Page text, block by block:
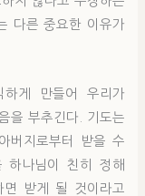
다른 중요한 이유가
게 만들어 우리가
을 부추긴다. 기도는
버지로부터 받을 수
나님이 친히 정해
받게 될 것이라고